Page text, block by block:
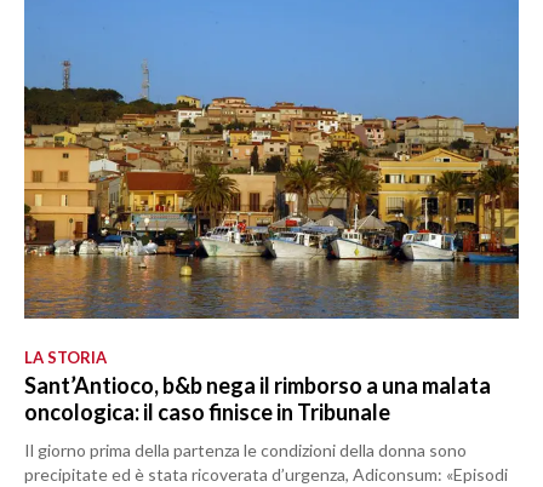
LA STORIA
Sant’Antioco, b&b nega il rimborso a una malata
oncologica: il caso finisce in Tribunale
Il giorno prima della partenza le condizioni della donna sono
precipitate ed è stata ricoverata d’urgenza, Adiconsum: «Episodi